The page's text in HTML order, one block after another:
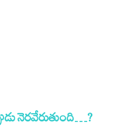
నెరవేరుతుంది…?